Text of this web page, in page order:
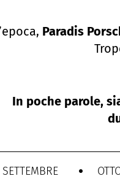
Paradis
In poche parole,
SETTEMBRE